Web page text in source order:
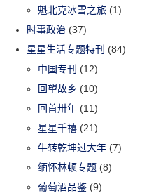
魁北克冰雪之旅 (1)
时事政治 (37)
星星生活专题特刊 (84)
中国专刊 (12)
回望故乡 (10)
回首卅年 (11)
星星千禧 (21)
牛转乾坤过大年 (7)
缅怀林顿专题 (8)
葡萄酒品鉴 (9)